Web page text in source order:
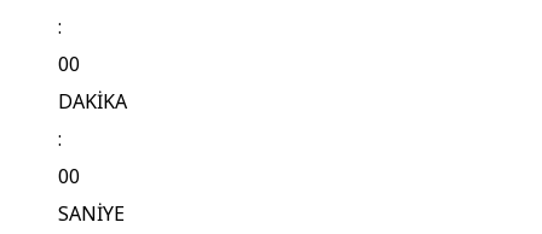
:
00
DAKİKA
:
00
SANİYE